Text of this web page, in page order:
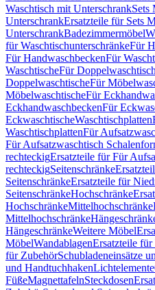
Waschtisch mit UnterschrankSets
UnterschrankErsatzteile für Sets
UnterschrankBadezimmermöbel
für WaschtischunterschränkeFür
Für HandwaschbeckenFür
WaschtischeFür
DoppelwaschtischeFür
MöbelwaschtischeFür
EckhandwaschbeckenFür
EckwaschtischeWaschtischplatten
WaschtischplattenFür
Für Aufsatzwaschtisch
rechteckigErsatzteile für Für
rechteckigSeitenschränke
SeitenschränkeErsatzteile für
SeitenschränkeHochschränke
HochschränkeMittelhochschränke
Mittelhochschränke
HängeschränkeWeitere Möbel
MöbelWandablagenErsatzteile für
für ZubehörSchubladeneinsätze
und HandtuchhakenLichtelemente
FüßeMagnettafelnSteckdosen